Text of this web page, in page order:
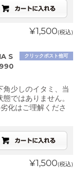
¥1,500(税込)
クリックポスト他可
S
角少しのイタミ、当
ではありません。
化はご理解くださ
¥1,500(税込)